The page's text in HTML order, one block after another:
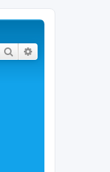
Rechercher